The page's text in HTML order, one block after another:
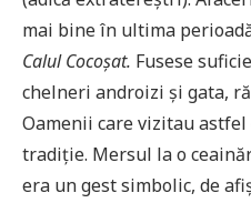
mai bine în ultima
Calul Cocoșat. Fusese
chelneri androizi și gata,
Oamenii care vizitau
tradiție. Mersul la o
era un gest simbolic, de